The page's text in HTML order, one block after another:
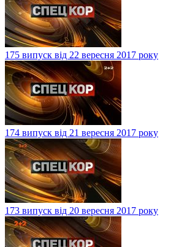
175 випуск від 22 вересня 2017 року
174 випуск від 21 вересня 2017 року
173 випуск від 20 вересня 2017 року